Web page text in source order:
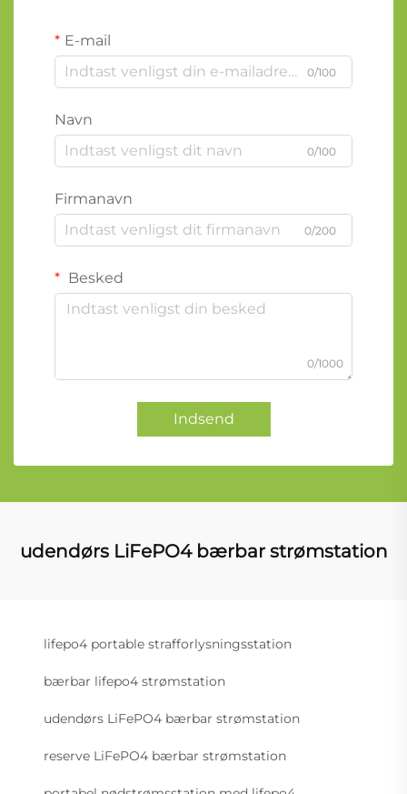
E-mail
0/100
Navn
0/100
Firmanavn
0/200
Besked
0/1000
Indsend
udendørs LiFePO4 bærbar strømstation
lifepo4 portable strafforlysningsstation
bærbar lifepo4 strømstation
udendørs LiFePO4 bærbar strømstation
reserve LiFePO4 bærbar strømstation